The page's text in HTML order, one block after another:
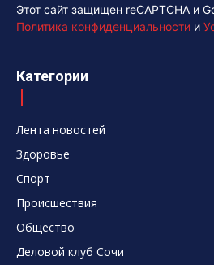
Этот сайт защищен reCAPTCHA и
Политика конфиденциальности и
Категории
Лента новостей
Здоровье
Спорт
Происшествия
Общество
Деловой клуб Сочи